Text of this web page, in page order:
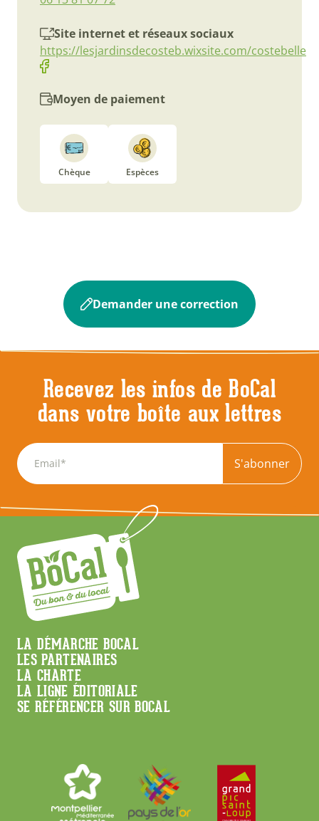
Site internet et réseaux sociaux
https://lesjardinsdecosteb.wixsite.com/costebelle
Moyen de paiement
Chèque Espèces
Demander une correction
Recevez les infos de BoCal
dans votre boîte aux lettres
S'abonner
Menu
Footer
LA DÉMARCHE BOCAL
LES PARTENAIRES
LA CHARTE
LA LIGNE ÉDITORIALE
SE RÉFÉRENCER SUR BOCAL